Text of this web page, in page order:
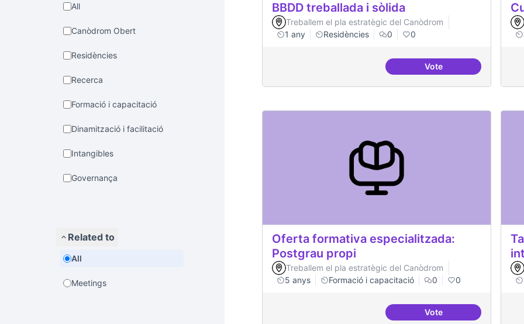
All
Canòdrom Obert
Residències
Recerca
Formació i capacitació
Dinamització i facilitació
Intangibles
Governança
Related to
All
Meetings
BBDD treballada i sòlida
Treballem el pla estratègic del Canòdrom
1 any
Residències 0 0
VoteBBDD treballada i sòlida
Oferta formativa especialitzada:
Postgrau propi
Treballem el pla estratègic del Canòdrom
5 anys
Formació i capacitació 0 0
VoteOferta formativa